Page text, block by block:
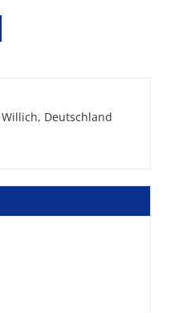
Deutschland